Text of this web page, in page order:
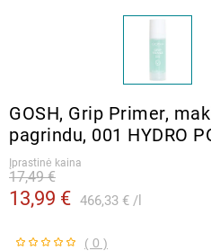
GOSH, Grip Primer,
pagrindu, 001 HYDRO
Įprastinė kaina
13,99 € 466,33 €
17,49 €
( 0 )